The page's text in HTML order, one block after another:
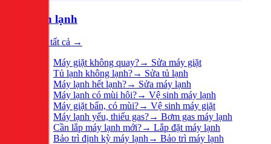
Điện lạnh
Xem tất cả →
Máy giặt không quay?→ Sửa máy giặt
Tủ lạnh không lạnh?→ Sửa tủ lạnh
Máy lạnh hết lạnh?→ Sửa máy lạnh
Máy lạnh có mùi hôi?→ Vệ sinh máy lạnh
Máy giặt bẩn, có mùi?→ Vệ sinh máy giặt
Máy lạnh yếu, thiếu gas?→ Bơm gas máy lạnh
Cần lắp máy lạnh mới?→ Lắp đặt máy lạnh
Bảo trì định kỳ máy lạnh→ Bảo trì máy lạnh